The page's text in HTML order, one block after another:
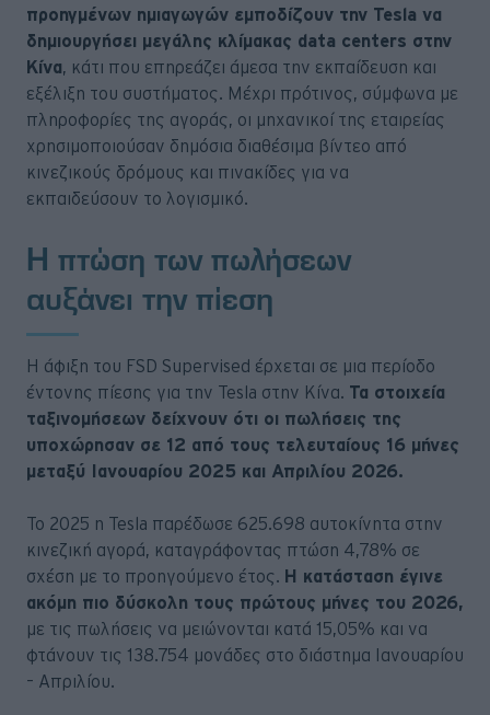
προηγμένων ημιαγωγών εμποδίζουν την Tesla να
δημιουργήσει μεγάλης κλίμακας data centers στην
Κίνα, κάτι που επηρεάζει άμεσα την εκπαίδευση και
εξέλιξη του συστήματος. Μέχρι πρότινος, σύμφωνα με
πληροφορίες της αγοράς, οι μηχανικοί της εταιρείας
χρησιμοποιούσαν δημόσια διαθέσιμα βίντεο από
κινεζικούς δρόμους και πινακίδες για να
εκπαιδεύσουν το λογισμικό.
Η πτώση των πωλήσεων
αυξάνει την πίεση
Η άφιξη του FSD Supervised έρχεται σε μια περίοδο
έντονης πίεσης για την Tesla στην Κίνα. Τα στοιχεία
ταξινομήσεων δείχνουν ότι οι πωλήσεις της
υποχώρησαν σε 12 από τους τελευταίους 16 μήνες
μεταξύ Ιανουαρίου 2025 και Απριλίου 2026.
Το 2025 η Tesla παρέδωσε 625.698 αυτοκίνητα στην
κινεζική αγορά, καταγράφοντας πτώση 4,78% σε
σχέση με το προηγούμενο έτος. Η κατάσταση έγινε
ακόμη πιο δύσκολη τους πρώτους μήνες του 2026,
με τις πωλήσεις να μειώνονται κατά 15,05% και να
φτάνουν τις 138.754 μονάδες στο διάστημα Ιανουαρίου
– Απριλίου.